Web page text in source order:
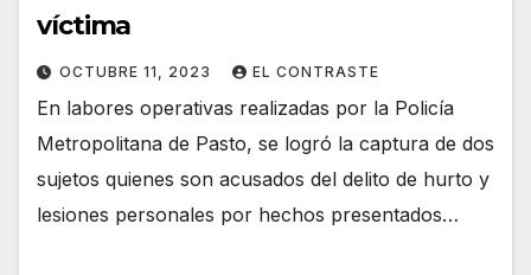
víctima
OCTUBRE 11, 2023 EL CONTRASTE
En labores operativas realizadas por la Policía
Metropolitana de Pasto, se logró la captura de dos
sujetos quienes son acusados del delito de hurto y
lesiones personales por hechos presentados…